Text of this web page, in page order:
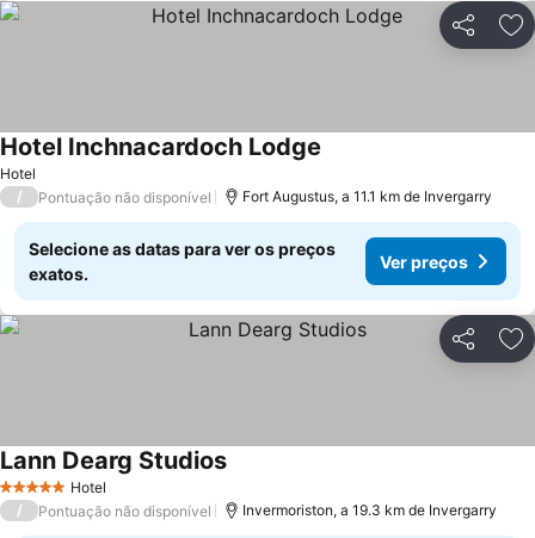
Partilhar
Hotel
Hotel Inchnacardoch Lodge
/ Pontuação não disponível Fort Augustus, a 11.1 km de Invergarry
Selecione as datas para ver os preços
exatos.
Ver preços
Partilhar
5 Estrelas Hotel
Lann Dearg StudiosVer preços
/ Pontuação não disponível Invermoriston, a 19.3 km de Invergarry